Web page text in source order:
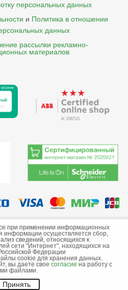
персональных данных
и Политика в отношении
данных
рассылки рекламно-
материалов
«Краснодарэлектро»
характер и не является
офертой.
наличие не гарантируются.
при применении информационных
информации осуществляется сбор,
сведений, относящихся к
сети "Интернет", находящихся на
Федерации
cookie для хранения данных.
вы даете свое согласие на работу с
файлами.
Принять